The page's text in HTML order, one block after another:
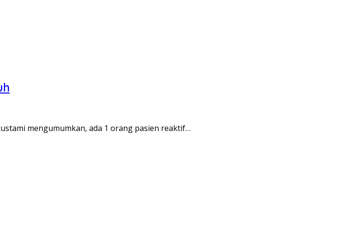
mengumumkan, ada 1 orang pasien reaktif…